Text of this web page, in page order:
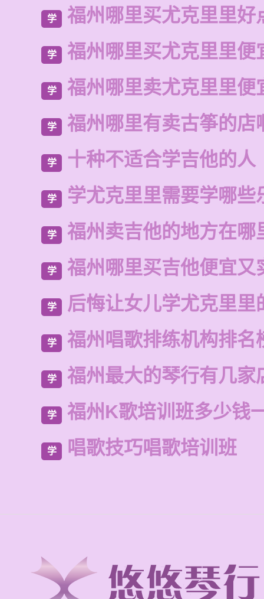
学 福州哪里买尤克里里好
学 福州哪里买尤克里里便
学 福州哪里卖尤克里里便
学 福州哪里有卖古筝的店
学 十种不适合学吉他的人
学 学尤克里里需要学哪些
学 福州卖吉他的地方在哪
学 福州哪里买吉他便宜又
学 后悔让女儿学尤克里里
学 福州唱歌排练机构排名
学 福州最大的琴行有几家
学 福州K歌培训班多少钱
学 唱歌技巧唱歌培训班